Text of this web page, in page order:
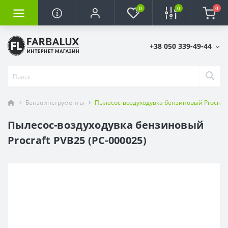
0 0 0
+38 050 339-49-44
Бензоинструменты Пылесос-воздуходувка бензиновый Procraft
Пылесос-воздуходувка бензиновый
Procraft PVB25 (PC-000025)